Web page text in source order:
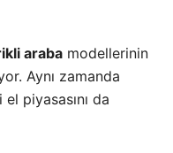
araba modellerinin
Aynı zamanda
piyasasını da